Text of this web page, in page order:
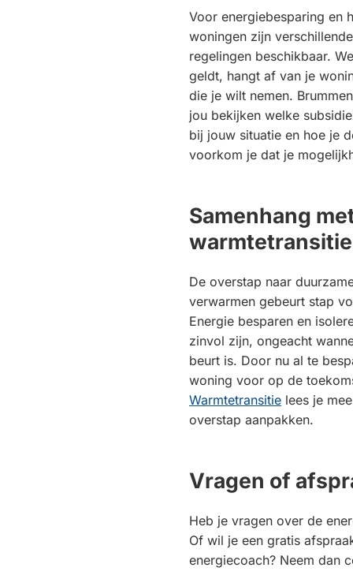
Voor energiebesparing en
woningen zijn
regelingen beschikbaar.
geldt, hangt af van je
die je wilt nemen.
jou bekijken welke
bij jouw situatie en hoe je
voorkom je dat je
Samenhang
warmtetransitie
De overstap naar
verwarmen gebeurt stap
Energie besparen en
zinvol zijn, ongeacht
beurt is. Door nu al te
woning voor op de
Warmtetransitie lees je
overstap aanpakken.
Vragen of
Heb je vragen over de
Of wil je een gratis
energiecoach? Neem dan